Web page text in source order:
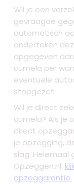
Wil je een
gevraagde
automatisch
onderteken
opgegeven
cumela per
eventuele
stopgezet.
Wil je direct
cumela? Als je
direct
je opzegging,
slag. Helemaal
Opzeggen.nl.
opzeggarantie.